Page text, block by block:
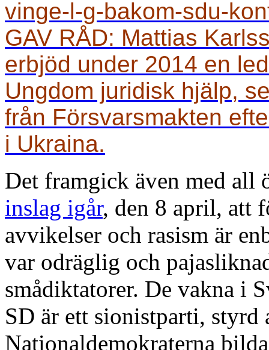
vinge-l-g-bakom-sdu-
GAV RÅD: Mattias
erbjöd under 2014 en
Ungdom juridisk hjälp,
från Försvarsmakten
i Ukraina.
Det framgick även med
inslag igår, den 8 april, att
avvikelser och rasism är
var odräglig och
smådiktatorer. De vakna i
SD är ett sionistparti,
Nationaldemokraterna